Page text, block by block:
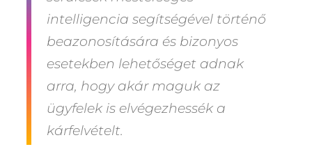
intelligencia segítségével történő
beazonosítására és bizonyos
esetekben lehetőséget adnak
arra, hogy akár maguk az
ügyfelek is elvégezhessék a
kárfelvételt.